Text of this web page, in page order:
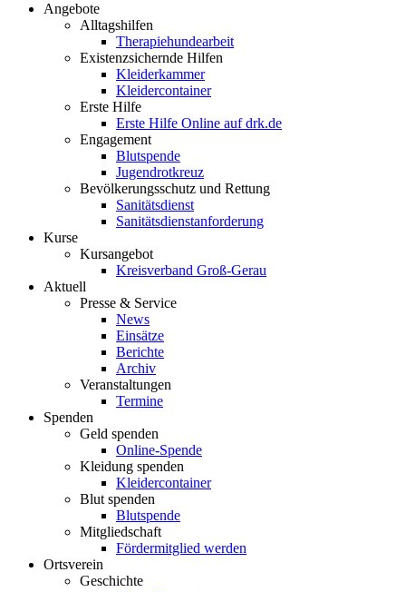
Angebote
Alltagshilfen
Therapiehundearbeit
Existenzsichernde Hilfen
Kleiderkammer
Kleidercontainer
Erste Hilfe
Erste Hilfe Online auf drk.de
Engagement
Blutspende
Jugendrotkreuz
Bevölkerungsschutz und Rettung
Sanitätsdienst
Sanitätsdienstanforderung
Kurse
Kursangebot
Kreisverband Groß-Gerau
Aktuell
Presse & Service
News
Einsätze
Berichte
Archiv
Veranstaltungen
Termine
Spenden
Geld spenden
Online-Spende
Kleidung spenden
Kleidercontainer
Blut spenden
Blutspende
Mitgliedschaft
Fördermitglied werden
Ortsverein
Geschichte